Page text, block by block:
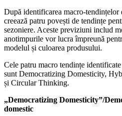
După identificarea macro-
creează patru povești de tendințe
sezoniere. Aceste previziuni includ
anotimpurile vor lucra împreună
modelul și culoarea produsului.
Cele patru macro tendințe
sunt Democratizing Domesticity,
și Circular Thinking.
„Democratizing Domesticity”/
domestic